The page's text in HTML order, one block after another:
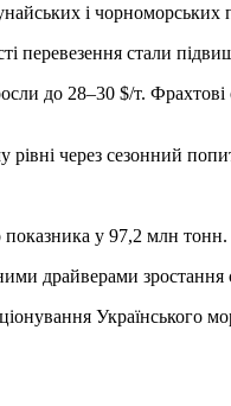
і
перевезення стали
до 28–30 $/т.
через сезонний
показника у 97,2 млн
драйверами
Українського